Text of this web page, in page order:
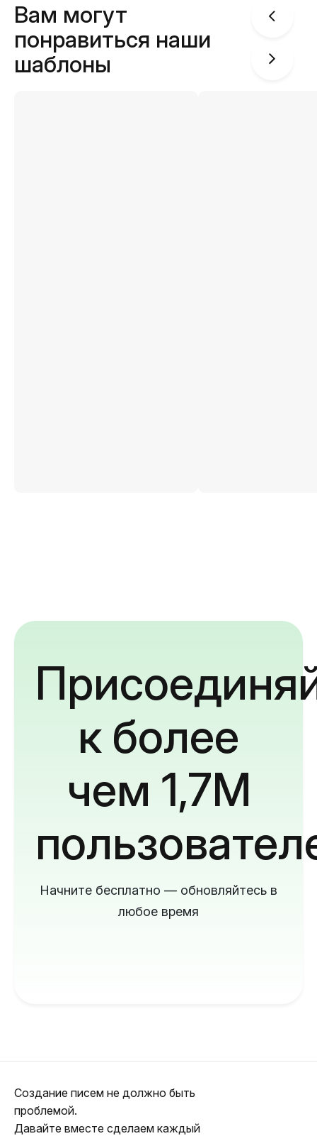
Вам могут
понравиться наши
шаблоны
к более
чем 1,7M
Начните бесплатно — обновляйтесь в
любое время
Создание писем не должно быть
проблемой.
Давайте вместе сделаем каждый